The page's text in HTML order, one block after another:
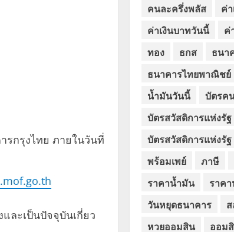
รกรุงไทย ภายในวันที่
ละเป็นปัจจุบันเกี่ยว
คนละครึ่งพลัส
ค่
ค่าเงินบาทวันนี้
ค่
ทอง
ธกส
ธนา
ธนาคารไทยพาณิชย์
น้ำมันวันนี้
บัตรค
บัตรสวัสดิการแห่งรัฐ
บัตรสวัสดิการแห่งรัฐ
พร้อมเพย์
ภาษี
ราคาน้ำมัน
ราค
วันหยุดธนาคาร
หวยออมสิน
ออม